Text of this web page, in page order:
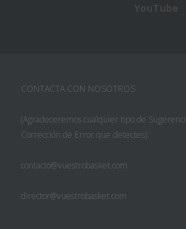
YouTube
CONTACTA CON NOSOTROS
(Agradeceremos cualquier tipo de
Corrección de Error que detectes):
contacto@vuestrobasket.com
director@vuestrobasket.com